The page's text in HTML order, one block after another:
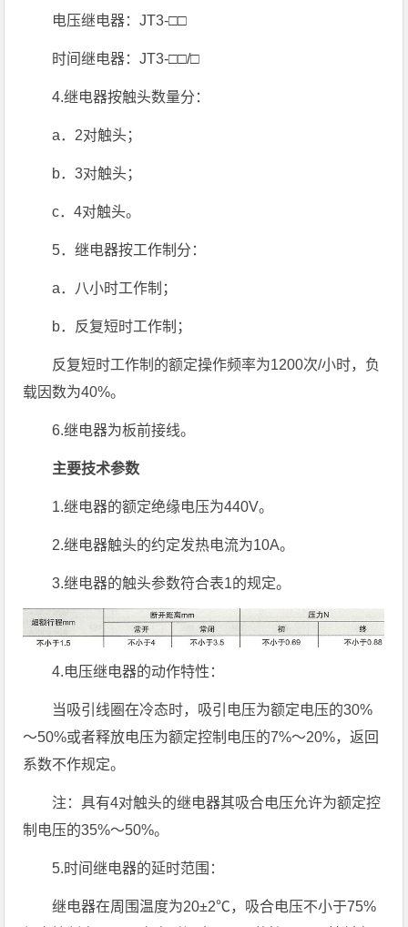
电压继电器：JT3-□□
时间继电器：JT3-□□/□
4.继电器按触头数量分：
a．2对触头；
b．3对触头；
c．4对触头。
5．继电器按工作制分：
a．八小时工作制；
b．反复短时工作制；
反复短时工作制的额定操作频率为1200次/小时，负
载因数为40%。
6.继电器为板前接线。
主要技术参数
1.继电器的额定绝缘电压为440V。
2.继电器触头的约定发热电流为10A。
3.继电器的触头参数符合表1的规定。
4.电压继电器的动作特性：
当吸引线圈在冷态时，吸引电压为额定电压的30%
～50%或者释放电压为额定控制电压的7%～20%，返回
系数不作规定。
注：具有4对触头的继电器其吸合电压允许为额定控
制电压的35%～50%。
5.时间继电器的延时范围：
继电器在周围温度为20±2℃，吸合电压不小于75%